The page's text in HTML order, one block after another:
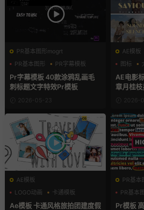
PR基本图形mogrt
PR基本图形
PR字幕模板
创意
Pr字幕模板 40款涂鸦乱画毛
刺标题文字特效Pr模板
2026-05-23
AE模板
图标
AE电影
章月桂枝
2026-
AE模板
LOGO动画
卡通模板
团建
Ae模板 卡通风格旅拍团建度假
PR基本
PR基本
文字动画
Pr模板